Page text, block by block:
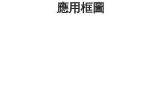
應用框圖